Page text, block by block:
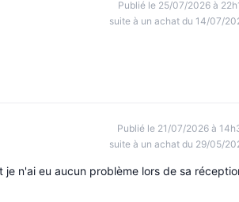
Publié le 25/07/2026 à
suite à un achat du 14/07/
Publié le 21/07/2026 à
suite à un achat du 29/05/
n'ai eu aucun problème lors de sa